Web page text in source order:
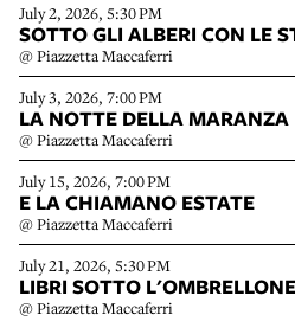
July 2, 2026, 5:30 PM
SOTTO GLI ALBERI CON LE
@ Piazzetta Maccaferri
July 3, 2026, 7:00 PM
LA NOTTE DELLA MARANZA
@ Piazzetta Maccaferri
July 15, 2026, 7:00 PM
E LA CHIAMANO ESTATE
@ Piazzetta Maccaferri
July 21, 2026, 5:30 PM
LIBRI SOTTO L'OMBRELLONE
@ Piazzetta Maccaferri